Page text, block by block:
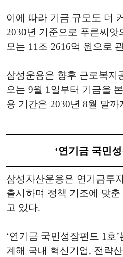
이에 따라 기금 규모도 더
2030년 기준으로 푸른씨
모는 11조 2616억 원으로
삼성운용은 향후 근로복지
오는 9월 1일부터 기금을
용 기간은 2030년 8월 말까
‘연기금 국민
삼성자산운용은 연기금투
출시하며 정책 기조에 맞
고 있다.
‘연기금 국민성장펀드 1호
계해 국내 혁신기업, 전략